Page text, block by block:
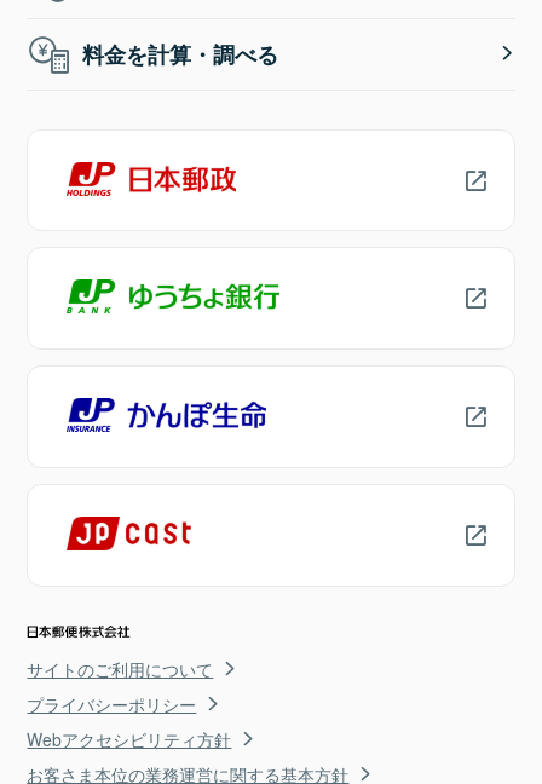
料金を計算・調べる
サイトのご利用について
プライバシーポリシー
Webアクセシビリティ方針
お客さま本位の業務運営に関する基本方針